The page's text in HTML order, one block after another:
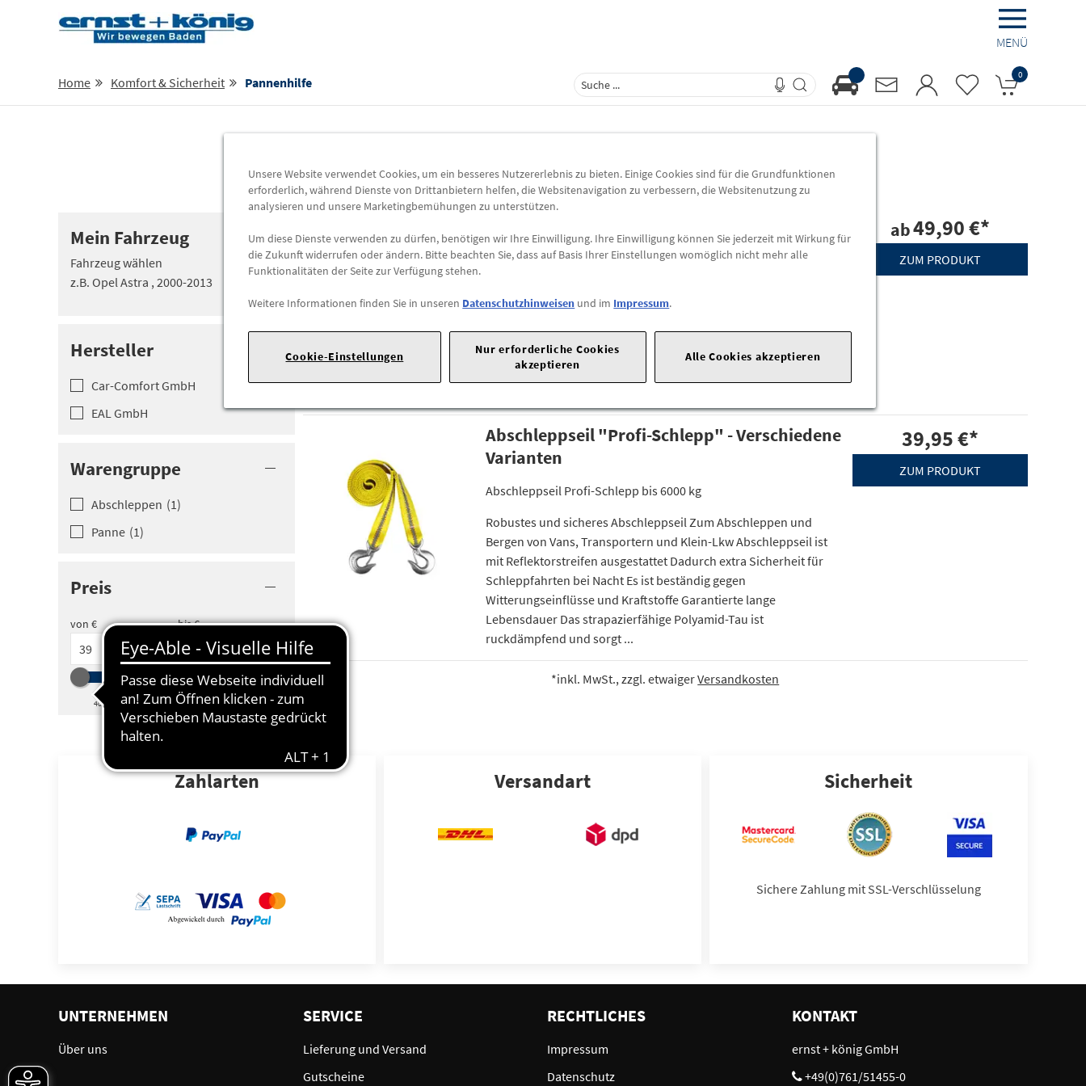
MENÜ
Home Komfort & Sicherheit Pannenhilfe 0
Pannenhilfe-2 Ergebnisse
Mein Fahrzeug
Fahrzeug wählen
z.B. Opel Astra , 2000-2013
Hersteller
Car-Comfor­t GmbH
EAL GmbH
Warengruppe
Abschleppe­n (1)
Panne (1)
Preis
von € bis €
40 42 44 46 48 50
Größen
Hochleistungskompressor, Reparaturset für PKW-Reifen
ab49,90 €*
ZUM PRODUKT
Abschleppseil "Profi-Schlepp" - Verschiedene
Varianten
Abschleppseil Profi-Schlepp bis 6000 kg
Robustes und sicheres Abschleppseil Zum Abschleppen und
Bergen von Vans, Transportern und Klein-Lkw Abschleppseil ist
mit Reflektorstreifen ausgestattet Dadurch extra Sicherheit für
Schleppfahrten bei Nacht Es ist beständig gegen
Witterungseinflüsse und Kraftstoffe Garantierte lange
Lebensdauer Das strapazierfähige Polyamid-Tau ist
ruckdämpfend und sorgt ...
39,95 €*
ZUM PRODUKT
*inkl. MwSt., zzgl. etwaigerVersandkosten
Zahlarten Versandart Sicherheit
Sichere Zahlung mit SSL-Verschlüsselung
UNTERNEHMEN
Über uns
SERVICE
Lieferung und Versand
Gutscheine
RECHTLICHES
Impressum
Datenschutz
KONTAKT
ernst + könig GmbH
+49(0)761/51455-0
Unsere Website verwendet Cookies, um ein besseres Nutzererlebnis zu bieten. Einige Cookies sind für die Grundfunktionen
erforderlich, während Dienste von Drittanbietern helfen, die Websitenavigation zu verbessern, die Websitenutzung zu
analysieren und unsere Marketingbemühungen zu unterstützen.
Um diese Dienste verwenden zu dürfen, benötigen wir Ihre Einwilligung. Ihre Einwilligung können Sie jederzeit mit Wirkung für
die Zukunft widerrufen oder ändern. Bitte beachten Sie, dass auf Basis Ihrer Einstellungen womöglich nicht mehr alle
Funktionalitäten der Seite zur Verfügung stehen.
Weitere Informationen finden Sie in unseren Datenschutzhinweisen und im Impressum.
Cookie-Einstellungen
Nur erforderliche Cookies
akzeptieren
Alle Cookies akzeptieren